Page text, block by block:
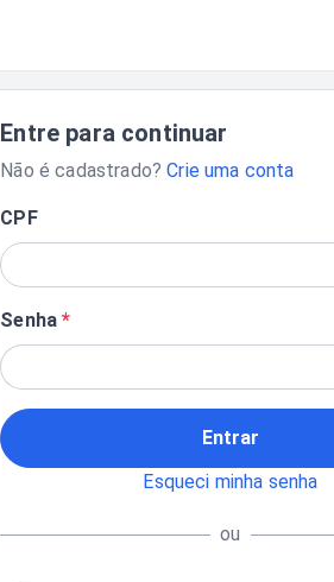
Entre para continuar
Não é cadastrado?Crie uma conta
CPF
Senha*
Entrar
Esqueci minha senha
ou